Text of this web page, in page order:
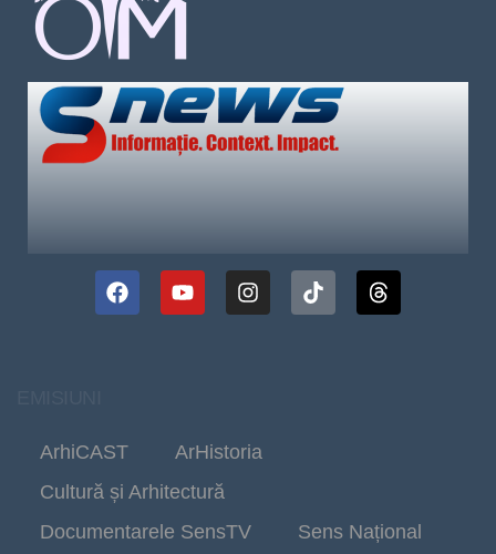
ArhiCAST
ArHistoria
Cultură și Arhitectură
Documentarele SensTV
Sens Național